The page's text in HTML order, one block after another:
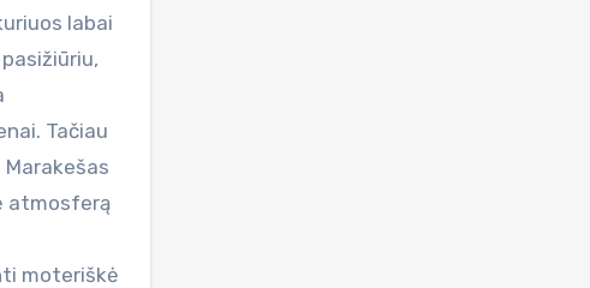
labai
Tačiau
atmosferą
moteriškė